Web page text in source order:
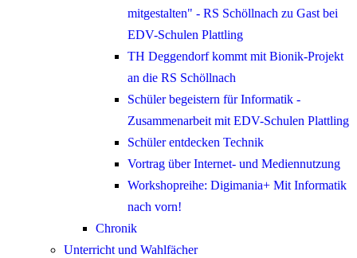
mitgestalten" - RS Schöllnach zu Gast bei
EDV-Schulen Plattling
TH Deggendorf kommt mit Bionik-Projekt
an die RS Schöllnach
Schüler begeistern für Informatik -
Zusammenarbeit mit EDV-Schulen Plattling
Schüler entdecken Technik
Vortrag über Internet- und Mediennutzung
Workshopreihe: Digimania+ Mit Informatik
nach vorn!
Chronik
Unterricht und Wahlfächer